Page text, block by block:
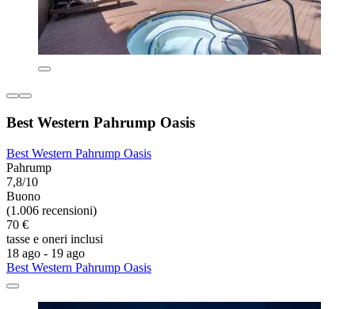
Best Western Pahrump Oasis
Best Western Pahrump Oasis
Pahrump
7,8/10
Buono
(1.006 recensioni)
70 €
tasse e oneri inclusi
18 ago - 19 ago
Best Western Pahrump Oasis